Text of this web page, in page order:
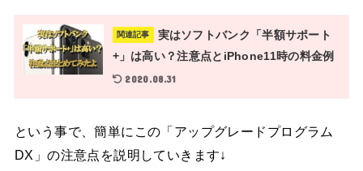
関連記事
実はソフトバンク「半額サポート
+」は高い？注意点とiPhone11時の料金例
2020.08.31
という事で、簡単にこの「アップグレードプログラム
DX」の注意点を説明していきます↓